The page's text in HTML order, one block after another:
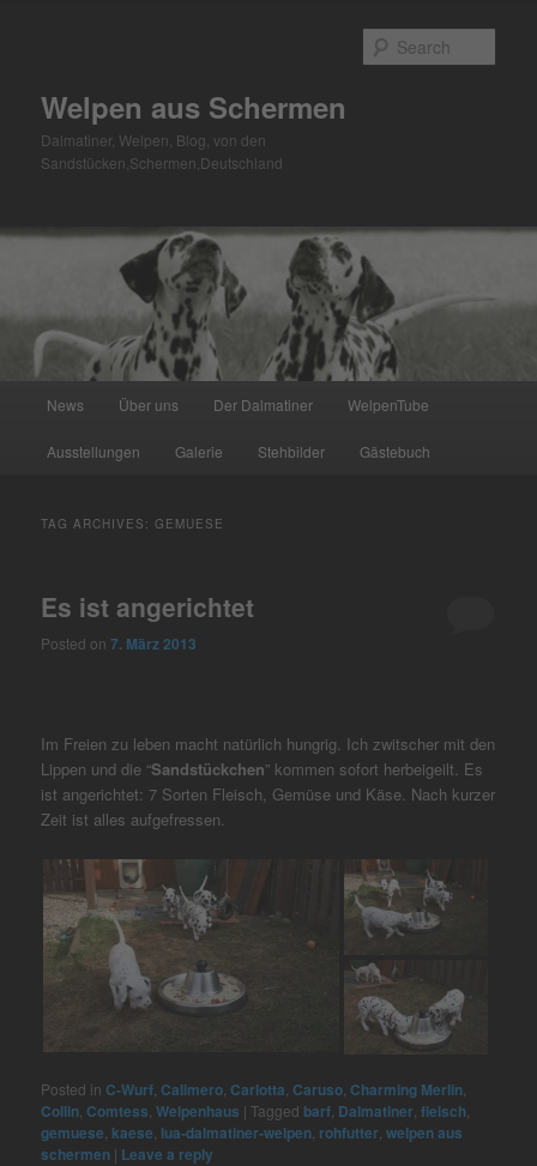
Welpen aus Schermen
Dalmatiner, Welpen, Blog, von den
Sandstücken,Schermen,Deutschland
News Über uns Der Dalmatiner WelpenTube
Ausstellungen Galerie Stehbilder Gästebuch
TAG ARCHIVES:GEMUESE
Es ist angerichtet
Posted on7. März 2013
Im Freien zu leben macht natürlich hungrig. Ich zwitscher mit den
Lippen und die “Sandstückchen” kommen sofort herbeigeilt. Es
ist angerichtet: 7 Sorten Fleisch, Gemüse und Käse. Nach kurzer
Zeit ist alles aufgefressen.
Posted in C-Wurf ,Calimero ,Carlotta ,Caruso ,Charming Merlin
Collin ,Comtess ,Welpenhaus |Tagged barf Dalmatiner ,fleisch
gemuese kaese lua-dalmatiner-welpen rohfutter ,welpen aus
schermen | Leave a reply